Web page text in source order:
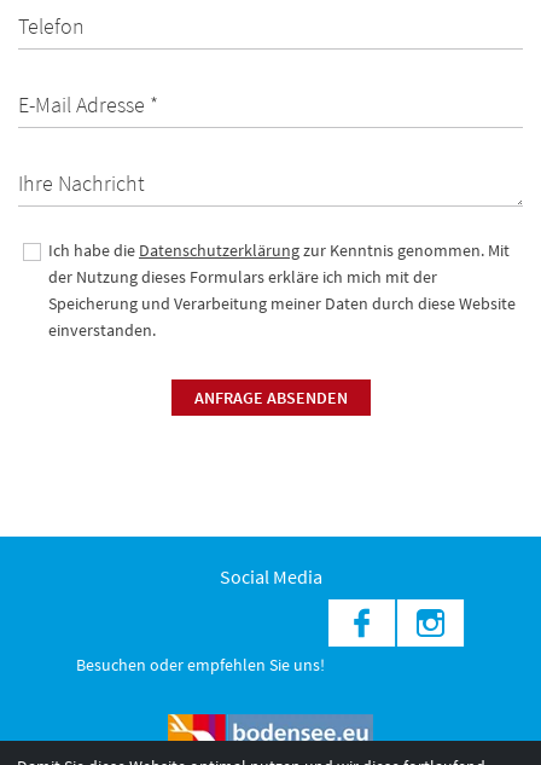
Telefon
E-Mail Adresse *
Ihre Nachricht
Ich habe die Datenschutzerklärungzur Kenntnis genommen. Mit
der Nutzung dieses Formulars erkläre ich mich mit der
Speicherung und Verarbeitung meiner Daten durch diese Website
einverstanden.
ANFRAGE ABSENDEN
Social Media
Besuchen oder empfehlen Sie uns!